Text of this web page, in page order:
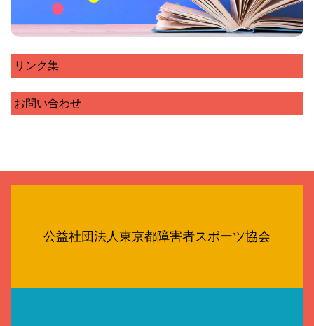
リンク集
お問い合わせ
公益社団法人東京都障害者スポーツ協会